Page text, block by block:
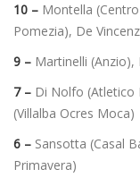
10 – Montella
Pomezia), De
9 – Martinelli (Anzio),
7 – Di Nolfo (Atletico
(Villalba Ocres Moca)
6 – Sansotta (Casal
Primavera)